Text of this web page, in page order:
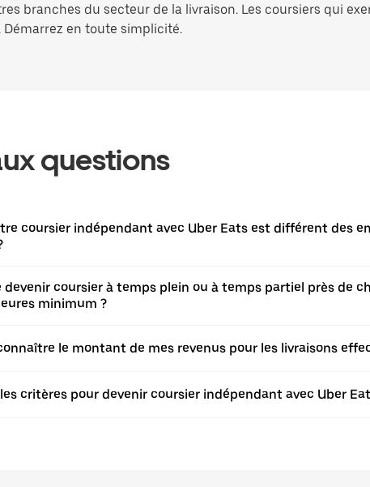
branches du secteur de la livraison. Les coursiers qui
Démarrez en toute simplicité.
questions
coursier indépendant avec Uber Eats est différent des
devenir coursier à temps plein ou à temps partiel près de
minimum ?
le montant de mes revenus pour les livraisons
critères pour devenir coursier indépendant avec Uber